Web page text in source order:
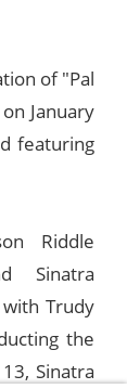
of "Pal
January
featuring
Riddle
Sinatra
Trudy
the
Sinatra